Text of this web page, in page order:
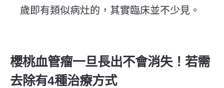
歲即有類似病灶的，其實臨床並不少見。
櫻桃血管瘤一旦長出不會消失！若需
去除有4種治療方式